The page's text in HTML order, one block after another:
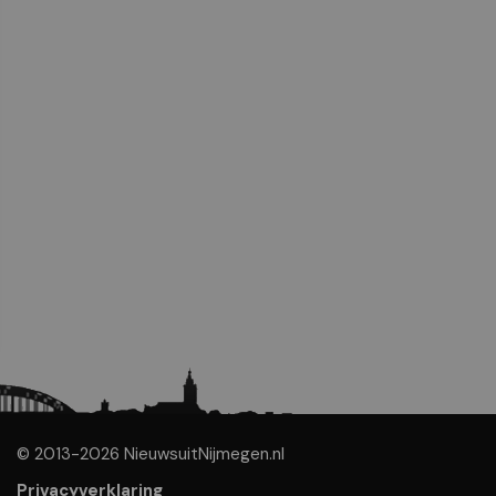
© 2013-2026 NieuwsuitNijmegen.nl
Privacyverklaring